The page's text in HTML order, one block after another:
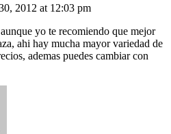
2012 at 12:03 pm
yo te recomiendo que mejor
ahi hay mucha mayor variedad de
ademas puedes cambiar con